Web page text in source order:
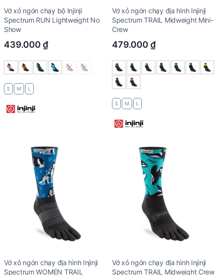
Vớ xỏ ngón chạy bộ Injinji
Spectrum RUN Lightweight No
Show
439.000 ₫
S M L
Vớ xỏ ngón chạy địa hình Injinji
Spectrum TRAIL Midweight Mini-
Crew
479.000 ₫
S M L
Vớ xỏ ngón chạy địa hình Injinji
Spectrum WOMEN TRAIL
Vớ xỏ ngón chạy địa hình Injinji
Spectrum TRAIL Midweight Crew